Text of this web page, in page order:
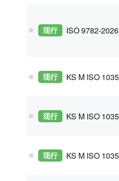
现行 ISO 9782-2026
现行
现行
现行